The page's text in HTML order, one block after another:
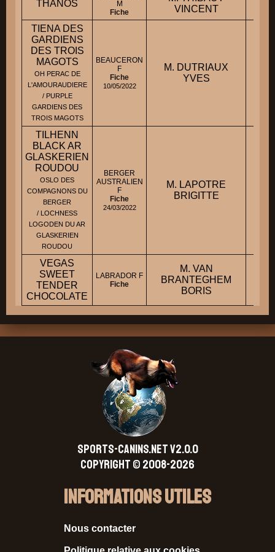
THANOS
M
Fiche
VINCENT
TIENA DES
GARDIENS
DES TROIS
MAGOTS
OH PERAC DE
L'AMOURAUDIERE
/ PURPLE
GARDIENS DES
TROIS MAGOTS
BEAUCERON
F
Fiche
10/05/2022
M. DUTRIAUX
YVES
TILHENN
BLACK AR
GLASKERIEN
ROUDOU
OSLO DES
COMPAGNONS DU
BERGER
/ LOCHNESS
LOGODEN DU AR
GLASKERIEN
ROUDOU
BERGER
AUSTRALIEN
F
Fiche
24/03/2022
M. LAPOTRE
BRIGITTE
VEGAS
SWEET
TENDER
CHOCOLATE
LABRADOR F
Fiche
M. VAN
BRANTEGHEM
BORIS
SPORTS-CANINS.NET V2.0.0
Copyright © 2008-2026
Informations Utiles
Nous contacter